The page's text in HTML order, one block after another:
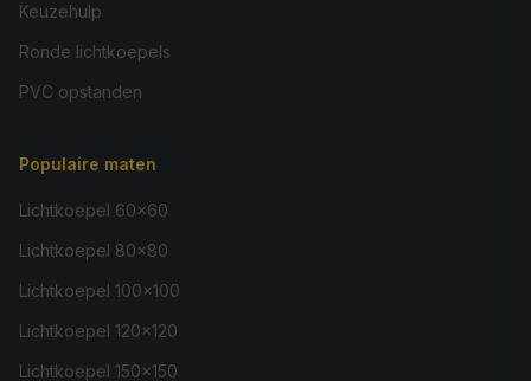
Keuzehulp
Ronde lichtkoepels
PVC opstanden
Populaire maten
Lichtkoepel 60×60
Lichtkoepel 80×80
Lichtkoepel 100×100
Lichtkoepel 120×120
Lichtkoepel 150×150